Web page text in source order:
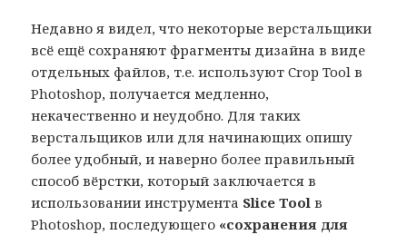
Недавно я видел, что некоторые верстальщики
всё ещё сохраняют фрагменты дизайна в виде
отдельных файлов, т.е. используют Crop Tool в
Photoshop, получается медленно,
некачественно и неудобно. Для таких
верстальщиков или для начинающих опишу
более удобный, и наверно более правильный
способ вёрстки, который заключается в
использовании инструмента Slice Tool в
Photoshop, последующего «сохранения для